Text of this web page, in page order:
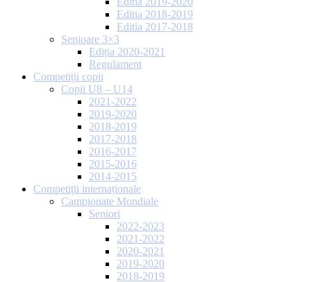
Editia 2018-2019
Editia 2017-2018
Senioare 3×3
Ediția 2020-2021
Regulament
Competiții copii
Copii U8 – U14
2021-2022
2019-2020
2018-2019
2017-2018
2016-2017
2015-2016
2014-2015
Competiții internaționale
Campionate Mondiale
Seniori
2022-2023
2021-2022
2020-2021
2019-2020
2018-2019